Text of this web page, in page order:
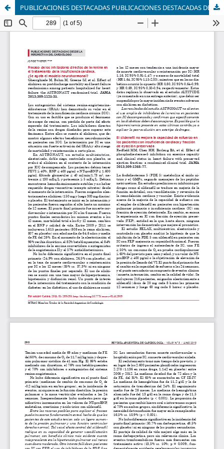
PUBLICACIONES DESTACADAS PUBLICACIONES DESTACADAS DESDE LA PERSPECTIVA DEL CARDIÓLOGO